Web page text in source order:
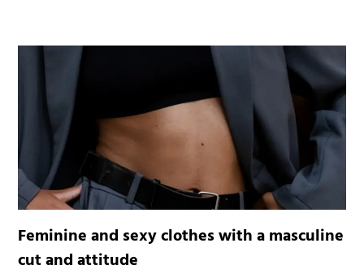
Feminine and sexy clothes with a masculine
cut and attitude